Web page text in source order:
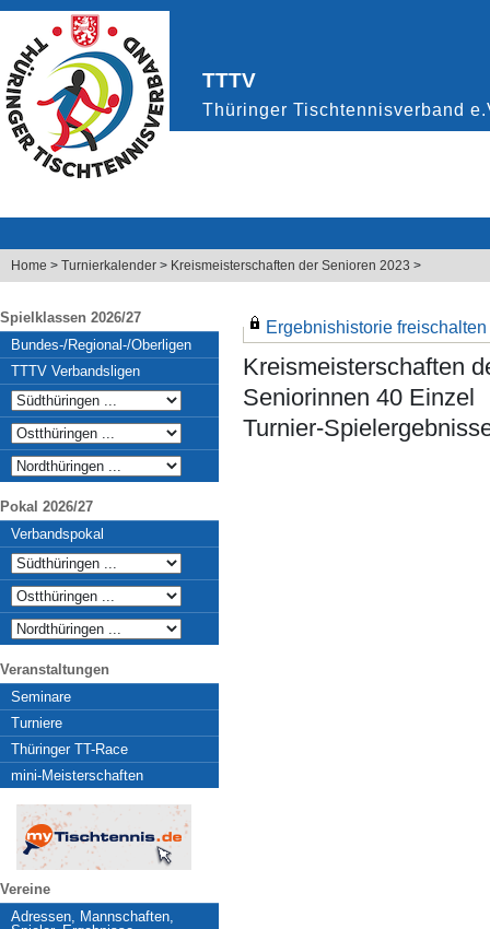
Home > Turnierkalender > Kreismeisterschaften der Senioren 2023 >
Spielklassen 2026/27
Bundes-/Regional-/Oberligen
TTTV Verbandsligen
Pokal 2026/27
Verbandspokal
Veranstaltungen
Seminare
Turniere
Thüringer TT-Race
mini-Meisterschaften
Vereine
Adressen, Mannschaften,
Ergebnishistorie freischalten
Kreismeisterschaften
Seniorinnen 40 Einzel
Turnier-